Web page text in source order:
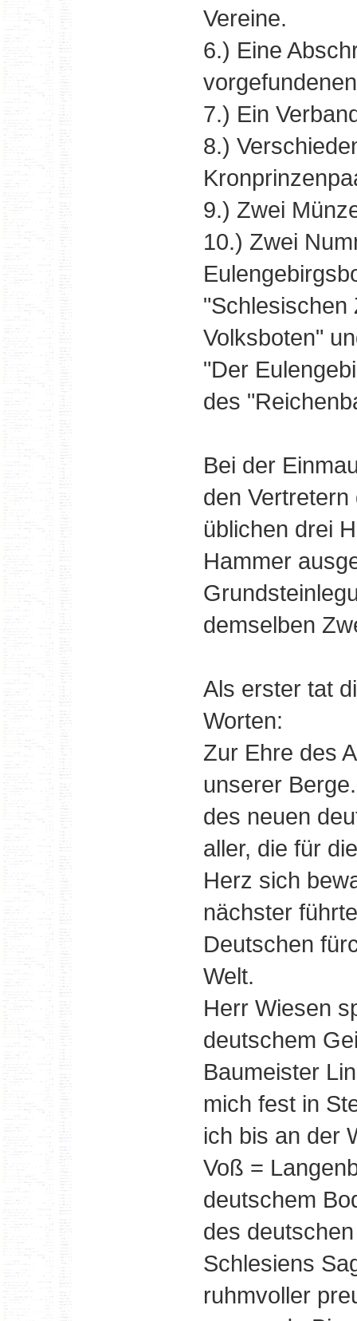
Vereine.
6.) Eine
7.) Ein
8.)
9.) Zwei
10.) Zwei
"Schlesischen
Volksboten"
"Der
des
Bei der
den
üblichen drei
Hammer
demselben
Als erster tat
Worten:
Zur Ehre des
unserer
des neuen
aller, die für
Herz sich
nächster
Deutschen
Welt.
Herr Wiesen
deutschem
Baumeister
mich fest in
ich bis an der
Voß =
deutschem
des
Schlesiens
ruhmvoller